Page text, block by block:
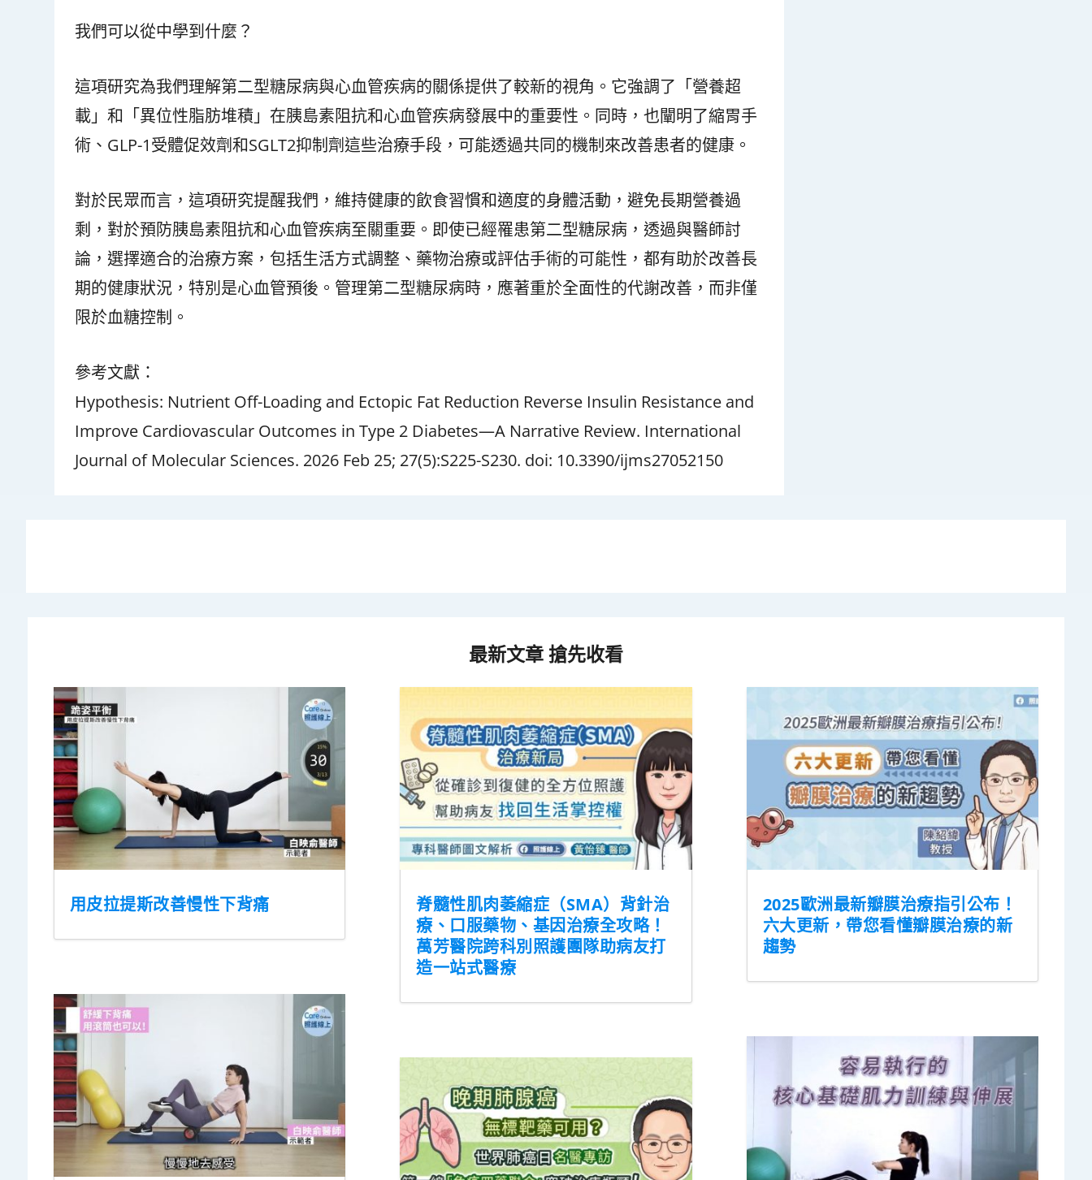
我們可以從中學到什麼？
這項研究為我們理解第二型糖尿病與心血管疾病的關係提供了較新的視角。它強調了「營養超
載」和「異位性脂肪堆積」在胰島素阻抗和心血管疾病發展中的重要性。同時，也闡明了縮胃手
術、GLP-1受體促效劑和SGLT2抑制劑這些治療手段，可能透過共同的機制來改善患者的健康。
對於民眾而言，這項研究提醒我們，維持健康的飲食習慣和適度的身體活動，避免長期營養過
剩，對於預防胰島素阻抗和心血管疾病至關重要。即使已經罹患第二型糖尿病，透過與醫師討
論，選擇適合的治療方案，包括生活方式調整、藥物治療或評估手術的可能性，都有助於改善長
期的健康狀況，特別是心血管預後。管理第二型糖尿病時，應著重於全面性的代謝改善，而非僅
限於血糖控制。
參考文獻：
Hypothesis: Nutrient Off-Loading and Ectopic Fat Reduction Reverse Insulin Resistance and
Improve Cardiovascular Outcomes in Type 2 Diabetes—A Narrative Review. International
Journal of Molecular Sciences. 2026 Feb 25; 27(5):S225-S230. doi: 10.3390/ijms27052150
最新文章 搶先收看
用皮拉提斯改善慢性下背痛
脊髓性肌肉萎縮症（SMA）背針治
療、口服藥物、基因治療全攻略！
萬芳醫院跨科別照護團隊助病友打
造一站式醫療
2025歐洲最新瓣膜治療指引公布！
六大更新，帶您看懂瓣膜治療的新
趨勢